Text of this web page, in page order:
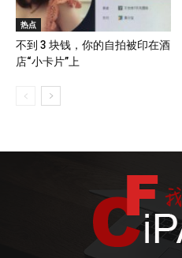
热点
不到 3 块钱，你的自拍被印在酒
店“小卡片”上